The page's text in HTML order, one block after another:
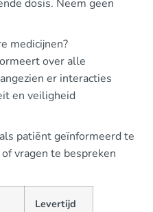
dosis. Neem geen
medicijnen?
over alle
er interacties
en veiligheid
patiënt geïnformeerd te
vragen te bespreken
Levertijd